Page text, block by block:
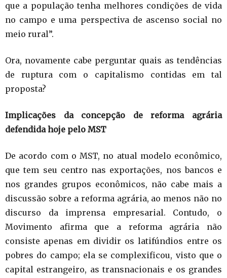
que a população tenha melhores condições de vida
no campo e uma perspectiva de ascenso social no
meio rural”.
Ora, novamente cabe perguntar quais as tendências
de ruptura com o capitalismo contidas em tal
proposta?
Implicações da concepção de reforma agrária
defendida hoje pelo MST
De acordo com o MST, no atual modelo econômico,
que tem seu centro nas exportações, nos bancos e
nos grandes grupos econômicos, não cabe mais a
discussão sobre a reforma agrária, ao menos não no
discurso da imprensa empresarial. Contudo, o
Movimento afirma que a reforma agrária não
consiste apenas em dividir os latifúndios entre os
pobres do campo; ela se complexificou, visto que o
capital estrangeiro, as transnacionais e os grandes